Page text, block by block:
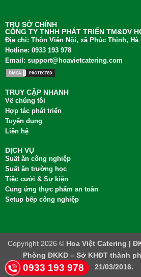
TRỤ SỞ CHÍNH
CÔNG TY TNHH PHÁT TRIỂN TM&DV
Địa chỉ: Thôn Viên Nội, xã Phúc Thịnh, Hà
Hotline: 0933 193 978
Email: support@hoavietcatering.com
TRUY CẬP NHANH
Về chúng tôi
Hợp tác phát triển
Tuyển dụng
Liên hệ
DỊCH VỤ
Suất ăn công nghiệp
Suất ăn trường học
Tiệc cưới & Sự kiện
Cung ứng thực phẩm an toàn
Setup bếp công nghiệp
Copyright 2026 © Hoa Việt Catering |
Phòng ĐKKD – Sở KHĐT thành
21/03/2016.
0933 193 978